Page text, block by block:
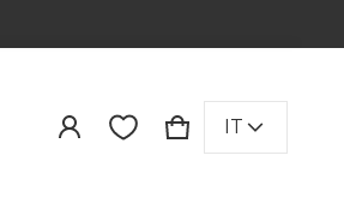
CARRELLO
0 ITEMS
IT